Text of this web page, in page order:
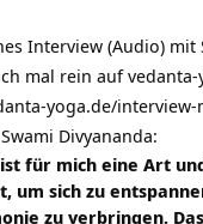
Interview (Audio)
mal rein auf
yoga.de/
Divyananda:
für mich eine Art
um sich zu
zu verbringen.